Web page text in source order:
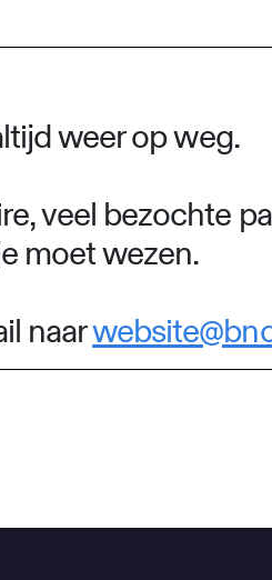
weer op weg.
veel bezochte
moet wezen.
naar